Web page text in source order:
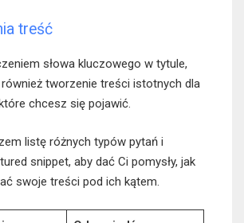
treść
słowa kluczowego w tytule,
tworzenie treści istotnych dla
chcesz się pojawić.
listę różnych typów pytań i
snippet, aby dać Ci pomysły, jak
swoje treści pod ich kątem.